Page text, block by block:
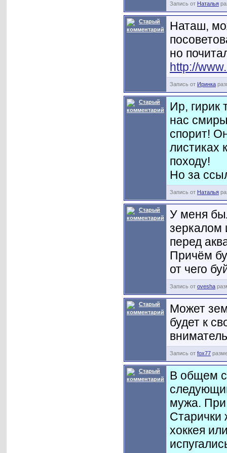
Запись от Наталья
Наташ,
но
http://
Запись от Иринка
Ир, гирик
нас
спорит!
листиках
походу!
Но за
Запись от Наталья
У меня
зеркалом
перед
Причём
от чего
Запись от ovesha
Может
будет к
Запись от fox77
В общем
мужа. При
Старички
хоккея